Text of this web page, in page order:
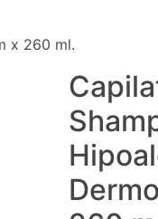
x 260 ml.